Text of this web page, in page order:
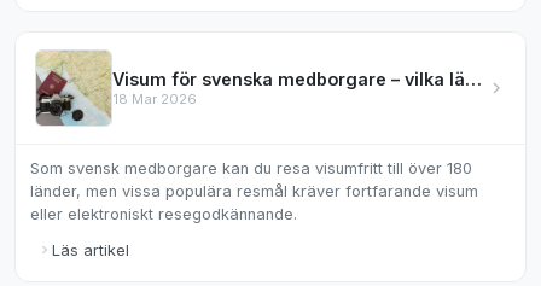
Visum för svenska medborgare – vilka länder kräver det?
18 Mar 2026
Som svensk medborgare kan du resa visumfritt till över 180
länder, men vissa populära resmål kräver fortfarande visum
eller elektroniskt resegodkännande.
Läs artikel